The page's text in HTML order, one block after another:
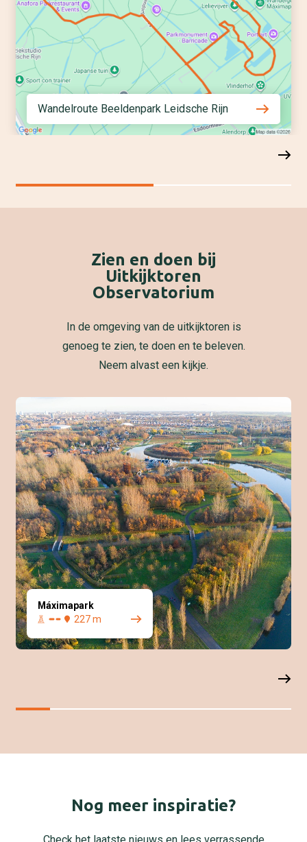
Wandelroute Beeldenpark Leidsche Rijn
Zien en doen bij
Uitkijktoren
Observatorium
In de omgeving van de uitkijktoren is
genoeg te zien, te doen en te beleven.
Neem alvast een kijkje.
Máximapark
227 m
Nog meer inspiratie?